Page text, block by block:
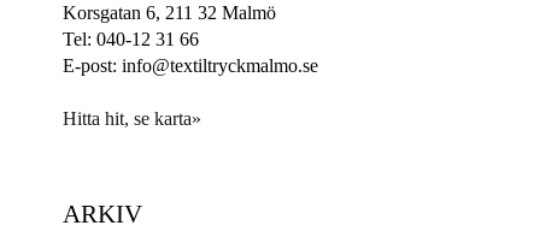
Korsgatan 6, 211 32 Malmö
Tel: 040-12 31 66
E-post: info@textiltryckmalmo.se
Hitta hit, se karta»
ARKIV